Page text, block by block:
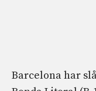
Barcelona har